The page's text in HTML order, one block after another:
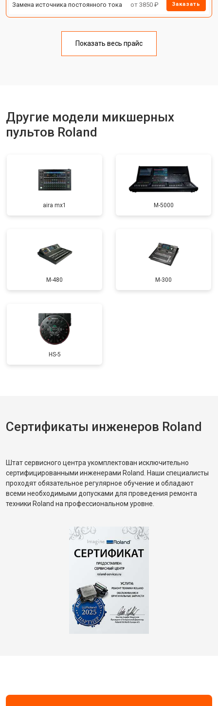
Замена источника постоянного тока от 3850 ₽ Заказать
Показать весь прайс
Другие модели микшерных
пультов Roland
aira mx1 M-5000
M-480 M-300
HS-5
Сертификаты инженеров Roland
Штат сервисного центра укомплектован исключительно
сертифицированными инженерами Roland. Наши специалисты
проходят обязательное регулярное обучение и обладают
всеми необходимыми допусками для проведения ремонта
техники Roland на профессиональном уровне.